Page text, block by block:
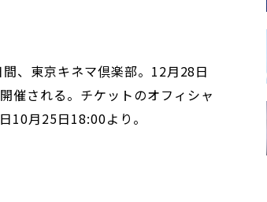
、東京キネマ倶楽部。12月28日
催される。チケットのオフィシャ
10月25日18:00より。